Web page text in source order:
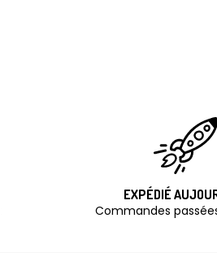
EXPÉDIÉ
Commandes